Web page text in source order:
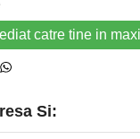
catre tine in
Si: